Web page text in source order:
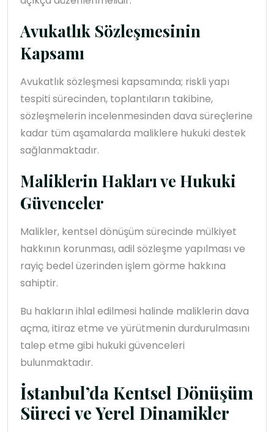
Avukatlık Sözleşmesinin
Kapsamı
Avukatlık sözleşmesi kapsamında; riskli yapı
tespiti sürecinden, toplantıların takibine,
sözleşmelerin incelenmesinden dava süreçlerine
kadar tüm aşamalarda maliklere hukuki destek
sağlanmaktadır.
Maliklerin Hakları ve Hukuki
Güvenceler
Malikler, kentsel dönüşüm sürecinde mülkiyet
hakkının korunması, adil sözleşme yapılması ve
rayiç bedel üzerinden işlem görme hakkına
sahiptir.
Bu hakların ihlal edilmesi halinde maliklerin dava
açma, itiraz etme ve yürütmenin durdurulmasını
talep etme gibi hukuki güvenceleri
bulunmaktadır.
İstanbul’da Kentsel Dönüşüm
Süreci ve Yerel Dinamikler